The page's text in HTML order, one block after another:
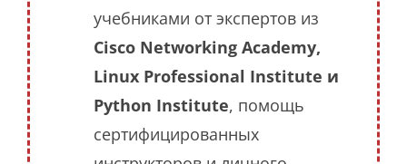
учебниками от экспертов из
Cisco Networking Academy,
Linux Professional Institute и
Python Institute, помощь
сертифицированных